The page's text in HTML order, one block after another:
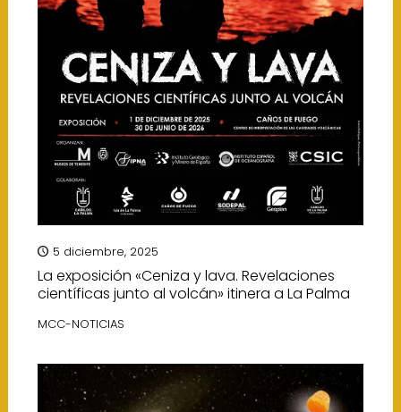
5 diciembre, 2025
La exposición «Ceniza y lava. Revelaciones
científicas junto al volcán» itinera a La Palma
MCC-NOTICIAS